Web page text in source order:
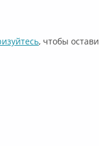
, чтобы